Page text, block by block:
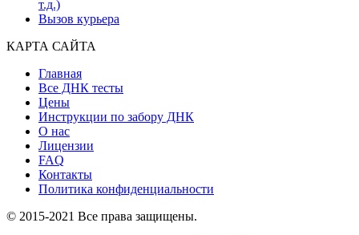
т.д.)
Вызов курьера
КАРТА САЙТА
Главная
Все ДНК тесты
Цены
Инструкции по забору ДНК
О нас
Лицензии
FAQ
Контакты
Политика конфиденциальности
© 2015-2021 Все права защищены.